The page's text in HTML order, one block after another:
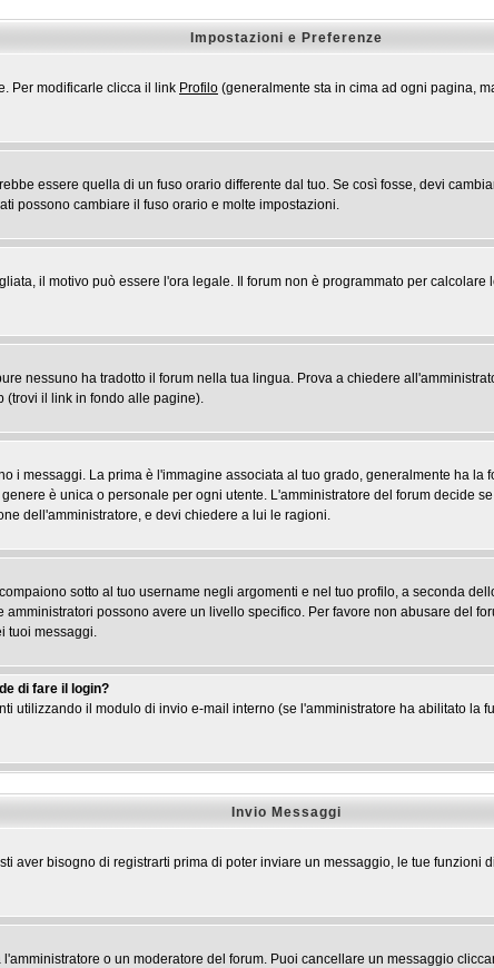
Impostazioni e Preferenze
Per modificarle clicca il link Profilo (generalmente sta in cima ad ogni pagina,
essere quella di un fuso orario differente dal tuo. Se così fosse, devi
possono cambiare il fuso orario e molte impostazioni.
il motivo può essere l'ora legale. Il forum non è programmato per
nessuno ha tradotto il forum nella tua lingua. Prova a chiedere
(trovi il link in fondo alle pagine).
i messaggi. La prima è l'immagine associata al tuo grado, generalmente ha
genere è unica o personale per ogni utente. L'amministratore del forum decide
dell'amministratore, e devi chiedere a lui le ragioni.
sotto al tuo username negli argomenti e nel tuo profilo, a seconda
possono avere un livello specifico. Per favore non abusare del
tuoi messaggi.
di fare il login?
utilizzando il modulo di invio e-mail interno (se l'amministratore ha abilitato la
Invio Messaggi
aver bisogno di registrarti prima di poter inviare un messaggio, le tue
o un moderatore del forum. Puoi cancellare un messaggio